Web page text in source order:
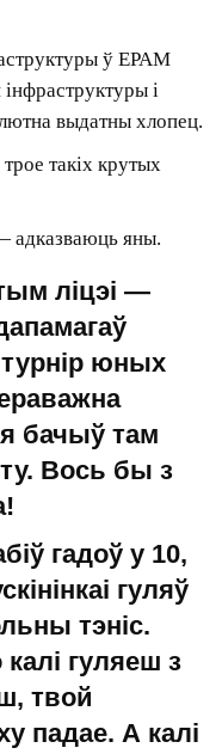
я б
сыны
фармавалася
і дзяўчат. У
быў добры і там
савецкай
у Еўропе і па-
яшчэ ў
ўзровень,
Але вось
— гэта
і вучышся,
яны падаліся
Але не
Юра